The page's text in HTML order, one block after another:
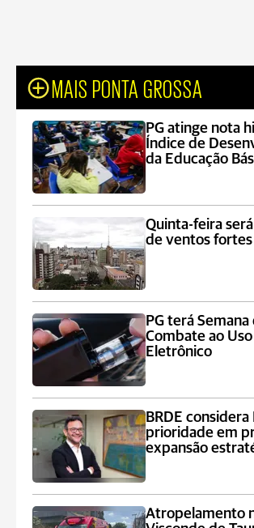
MAIS PONTA GROSSA
PG atinge nota
Índice de
da Educação
Quinta-feira
de ventos fortes
PG terá Semana
Combate ao
Eletrônico
BRDE considera
prioridade em
expansão
Atropelamento